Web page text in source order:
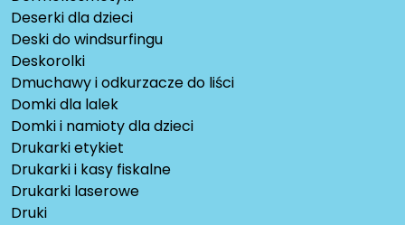
Deserki dla dzieci
Deski do windsurfingu
Deskorolki
Dmuchawy i odkurzacze do liści
Domki dla lalek
Domki i namioty dla dzieci
Drukarki etykiet
Drukarki i kasy fiskalne
Drukarki laserowe
Druki